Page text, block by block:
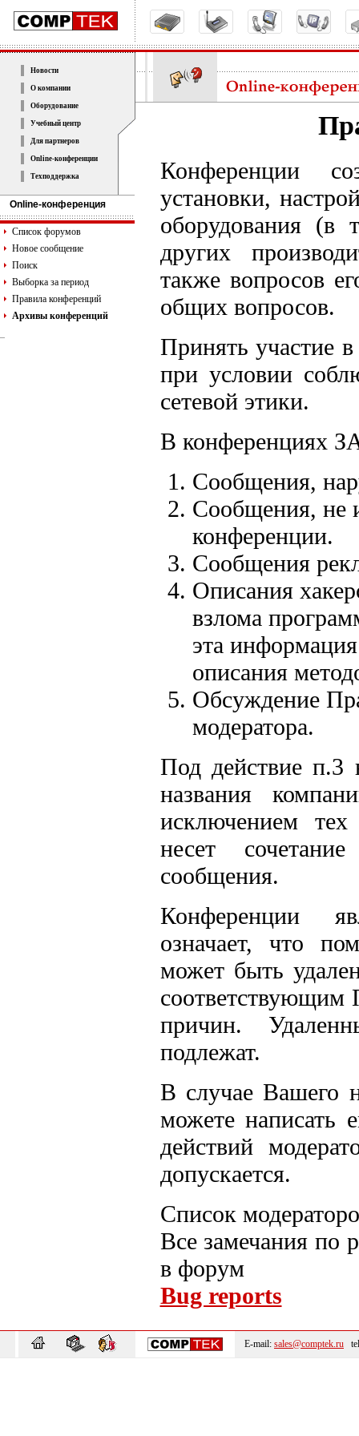
Новости
О компании
Оборудование
Учебный центр
Для партнеров
Online-конференции
Техподдержка
Online-конференция
Список форумов
Новое сообщение
Поиск
Выборка за период
Правила конференций
Архивы конференций
Конференции
установки,
оборудования (в
других
также вопросов
общих вопросов.
Принять участие
при условии
сетевой этики.
В
Сообщения,
Сообщения, не
конференции.
Сообщения
Описания
взлома
эта
описания
Обсуждение
модератора.
Под действие п.3
названия
исключением тех
несет
сообщения.
Конференции
означает, что
может быть
соответствующим
причин.
подлежат.
В случае Вашего
можете написать
действий
допускается.
Список
Все замечания по
в форум
Bug reports
E-mail: sales@comptek.ru